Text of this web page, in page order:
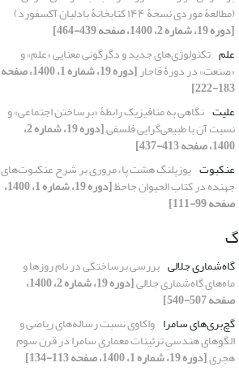
(مطالعۀ موردی نسخۀ ۱۴۴ کتابخانۀ بادلیان آکسفورد)
[دوره 19، شماره 2، 1400، صفحه 439-464]
علم تکنولوژی‌های جدید و دگرگونی معنایی «علم» و
«صنعت» در دورۀ قاجار [دوره 19، شماره 1، 1400، صفحه
183-222]
علیت نگاهی به متافیزیک رابطۀ «برساختن اجتماعی» و
نسبت آن با طبیعی‌گرایی فلسفی [دوره 19، شماره 2،
1400، صفحه 413-437]
عنکبوت یوزپلنگِ هشت پا، مروری بر شرح عنکبوت‌های
جهنده در کتاب الحیوان جاحظ [دوره 19، شماره 1، 1400،
صفحه 99-111]
گ
گاه‌شماری جلالی بررسی برساختگی در نام روزها و
ماه‌های گاه‌شماری جلالی [دوره 19، شماره 2، 1400،
صفحه 507-540]
گچ‌بری‌های سامرا واکاوی نسبت رساله‌های ریاضی و
الگوهای هندسیِ تزئینات معماری سامرا در قرن سوم
هجری[دوره 19، شماره 1، 1400، صفحه 113-134]